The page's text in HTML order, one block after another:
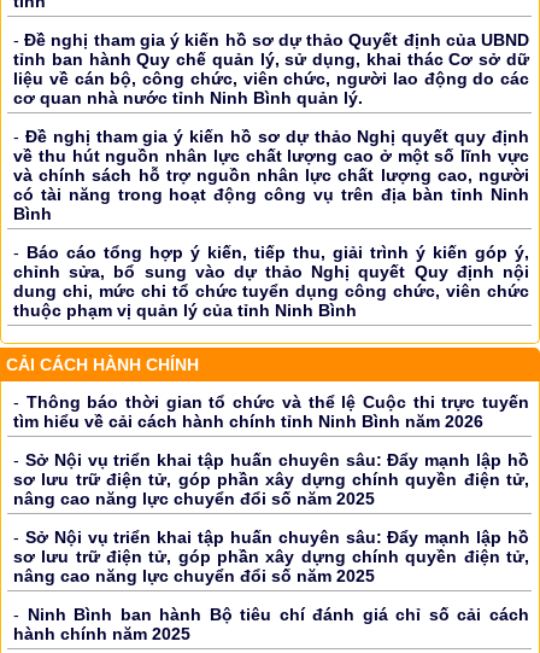
-Đề nghị tham gia ý kiến hồ sơ dự thảo Quyết định của UBND
tỉnh ban hành Quy chế quản lý, sử dụng, khai thác Cơ sở dữ
liệu về cán bộ, công chức, viên chức, người lao động do các
cơ quan nhà nước tỉnh Ninh Bình quản lý.
- Đề nghị tham gia ý kiến hồ sơ dự thảo Nghị quyết quy định
về thu hút nguồn nhân lực chất lượng cao ở một số lĩnh vực
và chính sách hỗ trợ nguồn nhân lực chất lượng cao, người
có tài năng trong hoạt động công vụ trên địa bàn tỉnh Ninh
Bình
- Báo cáo tổng hợp ý kiến, tiếp thu, giải trình ý kiến góp ý,
chỉnh sửa, bổ sung vào dự thảo Nghị quyết Quy định nội
dung chi, mức chi tổ chức tuyển dụng công chức, viên chức
thuộc phạm vị quản lý của tỉnh Ninh Bình
CẢI CÁCH HÀNH CHÍNH
- Thông báo thời gian tổ chức và thể lệ Cuộc thi trực tuyến
tìm hiểu về cải cách hành chính tỉnh Ninh Bình năm 2026
- Sở Nội vụ triển khai tập huấn chuyên sâu: Đẩy mạnh lập hồ
sơ lưu trữ điện tử, góp phần xây dựng chính quyền điện tử,
nâng cao năng lực chuyển đổi số năm 2025
- Sở Nội vụ triển khai tập huấn chuyên sâu: Đẩy mạnh lập hồ
sơ lưu trữ điện tử, góp phần xây dựng chính quyền điện tử,
nâng cao năng lực chuyển đổi số năm 2025
- Ninh Bình ban hành Bộ tiêu chí đánh giá chỉ số cải cách
hành chính năm 2025